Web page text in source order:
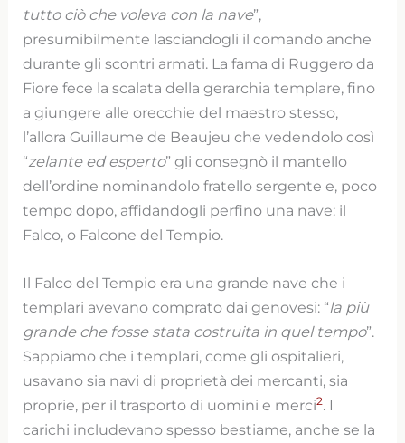
tutto ciò che voleva con la nave”,
presumibilmente lasciandogli il comando anche
durante gli scontri armati. La fama di Ruggero da
Fiore fece la scalata della gerarchia templare, fino
a giungere alle orecchie del maestro stesso,
l’allora Guillaume de Beaujeu che vedendolo così
“zelante ed esperto” gli consegnò il mantello
dell’ordine nominandolo fratello sergente e, poco
tempo dopo, affidandogli perfino una nave: il
Falco, o Falcone del Tempio.
Il Falco del Tempio era una grande nave che i
templari avevano comprato dai genovesi: “la più
grande che fosse stata costruita in quel tempo”.
Sappiamo che i templari, come gli ospitalieri,
usavano sia navi di proprietà dei mercanti, sia
proprie, per il trasporto di uomini e merci2. I
carichi includevano spesso bestiame, anche se la